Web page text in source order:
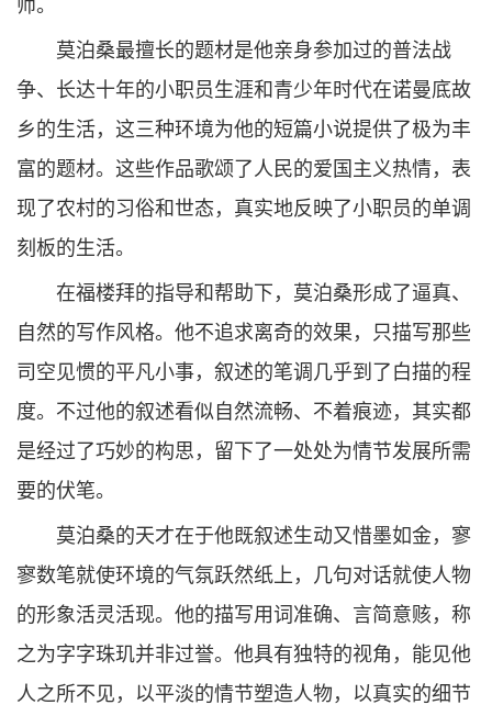
莫泊桑最擅长的题材是他亲身参加过的普法战
争、长达十年的小职员生涯和青少年时代在诺曼底故
乡的生活，这三种环境为他的短篇小说提供了极为丰
富的题材。这些作品歌颂了人民的爱国主义热情，表
现了农村的习俗和世态，真实地反映了小职员的单调
刻板的生活。
在福楼拜的指导和帮助下，莫泊桑形成了逼真、
自然的写作风格。他不追求离奇的效果，只描写那些
司空见惯的平凡小事，叙述的笔调几乎到了白描的程
度。不过他的叙述看似自然流畅、不着痕迹，其实都
是经过了巧妙的构思，留下了一处处为情节发展所需
要的伏笔。
莫泊桑的天才在于他既叙述生动又惜墨如金，寥
寥数笔就使环境的气氛跃然纸上，几句对话就使人物
的形象活灵活现。他的描写用词准确、言简意赅，称
之为字字珠玑并非过誉。他具有独特的视角，能见他
人之所不见，以平淡的情节塑造人物，以真实的细节